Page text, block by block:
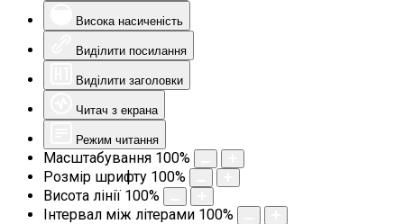
Висока насиченість
Виділити посилання
Виділити заголовки
Читач з екрана
Режим читання
Масштабування 100%
Розмір шрифту 100%
Висота лінії 100%
Інтервал між літерами 100%